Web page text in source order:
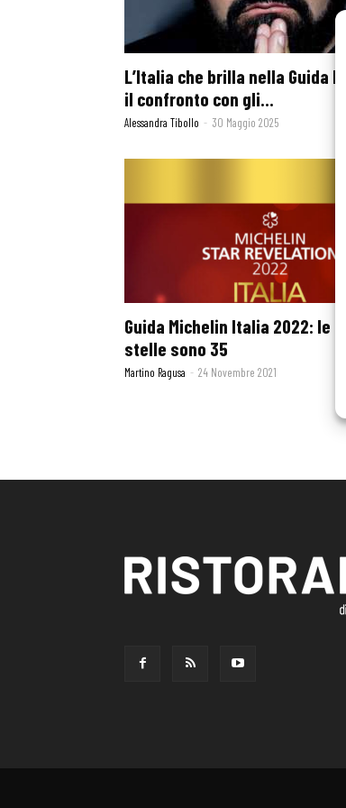
L’Italia che brilla nella Guida
il confronto con gli...
Alessandra Tibollo - 30 Maggio 2025
Guida Michelin Italia 2022: le
stelle sono 35
Martino Ragusa - 24 Novembre 2021